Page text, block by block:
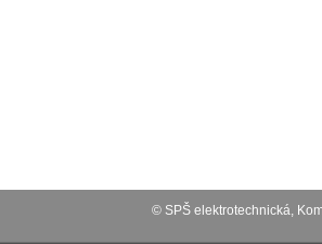
© SPŠ elektrotechnická,